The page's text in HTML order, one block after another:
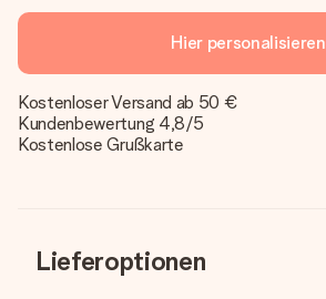
Hier personalisieren
Kostenloser Versand ab 50 €
Kundenbewertung 4,8/5
Kostenlose Grußkarte
Lieferoptionen